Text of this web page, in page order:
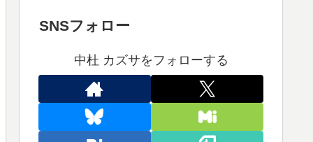
SNSフォロー
中杜 カズサをフォローする